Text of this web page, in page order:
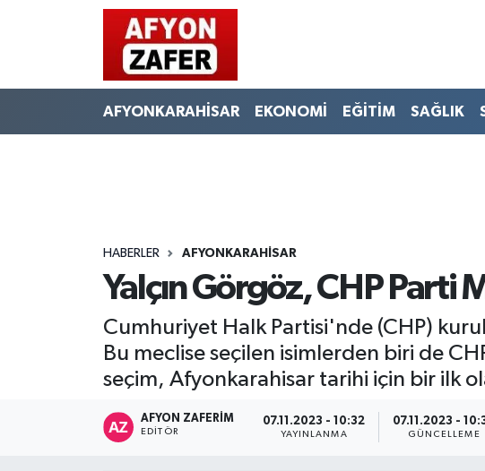
AFYONKARAHİSAR EKONOMİ EĞİTİM SAĞLIK
HABERLER AFYONKARAHİSAR
Yalçın Görgöz, CHP Parti
Cumhuriyet Halk Partisi'nde (CHP)
Bu meclise seçilen isimlerden biri de
seçim, Afyonkarahisar tarihi için bir ilk
AFYON ZAFERİM
EDITÖR
07.11.2023 - 10:32
YAYINLANMA
07.11.2023 -
GÜNCELLEME